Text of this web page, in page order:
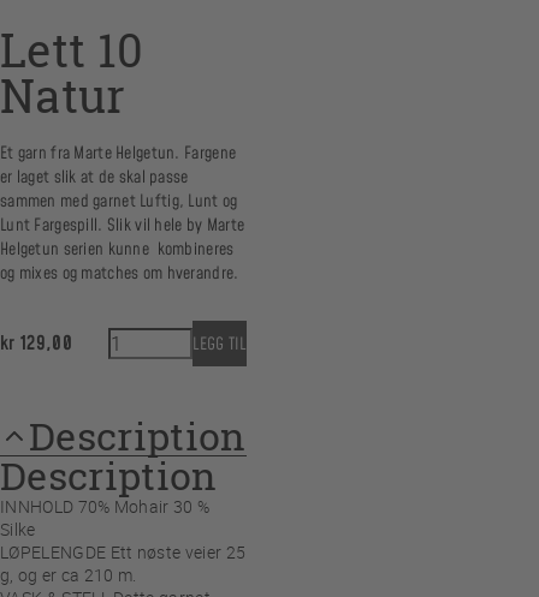
Lett 10
Natur
Et garn fra Marte Helgetun. Fargene
er laget slik at de skal passe
sammen med garnet Luftig, Lunt og
Lunt Fargespill. Slik vil hele by Marte
Helgetun serien kunne kombineres
og mixes og matches om hverandre.
kr 129,00 Lett 10 Natur quantity
LEGG TIL
Description
Description
INNHOLD 70% Mohair 30 %
Silke
LØPELENGDE Ett nøste veier 25
g, og er ca 210 m.